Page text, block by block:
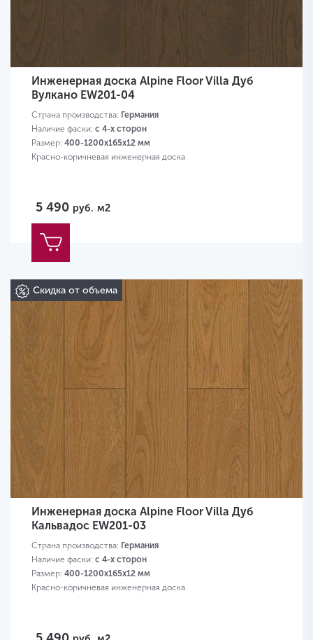
Инженерная доска Alpine Floor Villa Дуб
Вулкано EW201-04
Страна производства: Германия
Наличие фаски: с 4-х сторон
Размер: 400-1200х165х12 мм
Красно-коричневая инженерная доска
5 490 руб. м2
Скидка от объема
Инженерная доска Alpine Floor Villa Дуб
Кальвадос EW201-03
Страна производства: Германия
Наличие фаски: с 4-х сторон
Размер: 400-1200х165х12 мм
Красно-коричневая инженерная доска